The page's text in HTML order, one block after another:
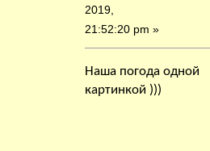
2019,
21:52:20 pm »
Наша погода одной
картинкой )))